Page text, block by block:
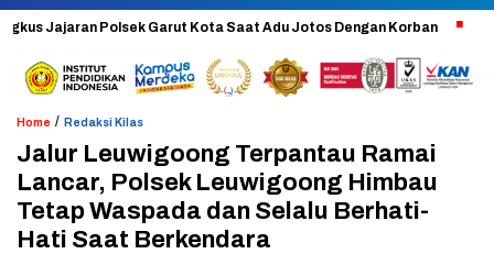
Polsek Garut Kota Saat Adu Jotos Dengan Korban Aman
Home / Redaksi Kilas
Jalur Leuwigoong Terpantau Ramai
Lancar, Polsek Leuwigoong Himbau
Tetap Waspada dan Selalu Berhati-
Hati Saat Berkendara